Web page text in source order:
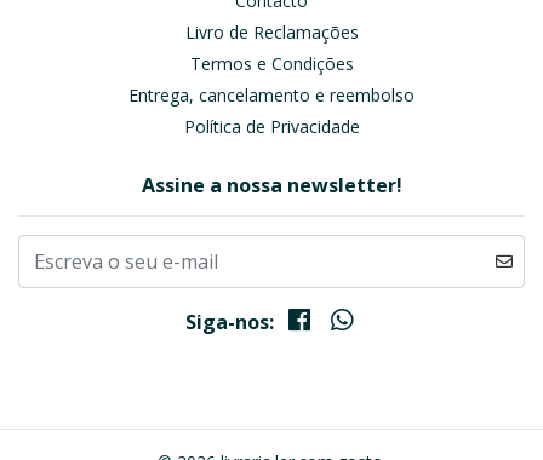
Livro de Reclamações
Termos e Condições
Entrega, cancelamento e reembolso
Política de Privacidade
Assine a nossa newsletter!
Siga-nos: